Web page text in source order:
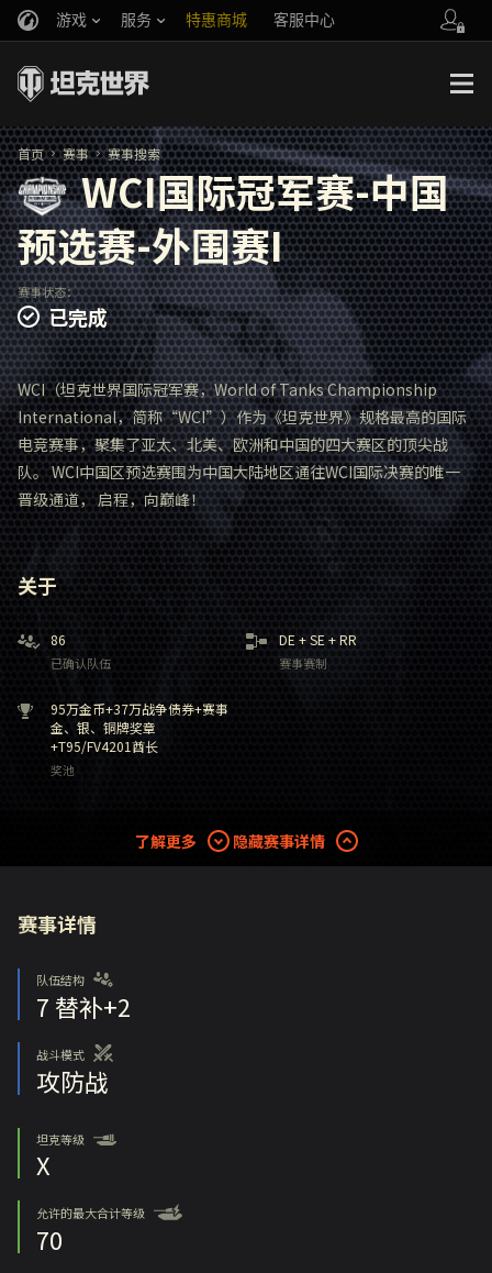
游戏 服务 特惠商城 客服中心
你好，吾久
万圣节
《以战止战》
官方自媒体
首页 赛事 赛事搜索
WCI国际冠军赛-中国
预选赛-外围赛I
赛事状态：
已完成
WCI（坦克世界国际冠军赛，World of Tanks Championship
International，简称“WCI”）作为《坦克世界》规格最高的国际
电竞赛事，聚集了亚太、北美、欧洲和中国的四大赛区的顶尖战
队。 WCI中国区预选赛围为中国大陆地区通往WCI国际决赛的唯一
晋级通道， 启程，向巅峰！
关于
86
已确认队伍
DE+SE +RR
赛事赛制
95万金币+37万战争债券+赛事
金、银、铜牌奖章
+T95/FV4201酋长
奖池
了解更多 隐藏赛事详情
赛事详情
队伍结构
7 替补+2
战斗模式
攻防战
坦克等级
X
允许的最大合计等级
70